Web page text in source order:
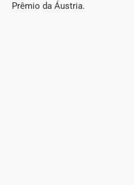
Prêmio da Áustria.